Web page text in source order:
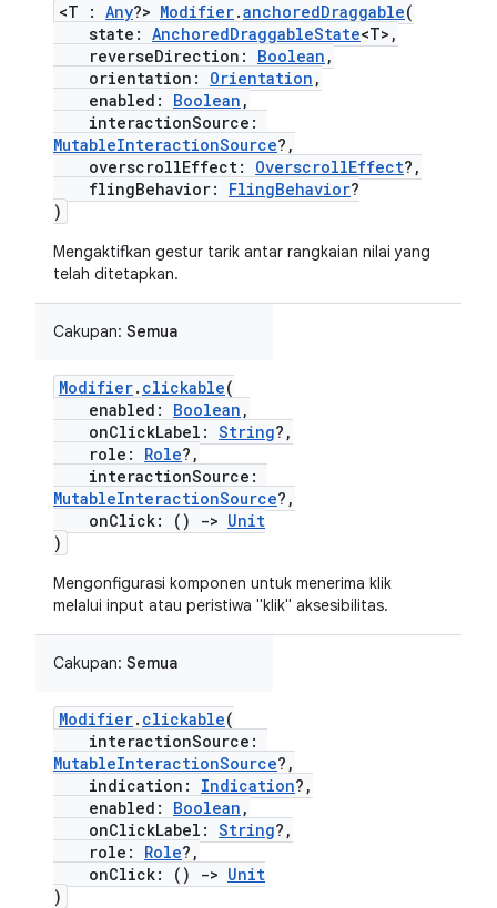
<T : Any?> Modifier.anchoredDraggable(
state: AnchoredDraggableState<T>,
reverseDirection: Boolean ,
orientation: Orientation ,
enabled: Boolean ,
interactionSource:
MutableInteractionSource?,
overscrollEffect: OverscrollEffect?,
flingBehavior: FlingBehavior?
)
Mengaktifkan gestur tarik antar rangkaian nilai yang
telah ditetapkan.
Cakupan: Semua
Modifier. clickable(
enabled: Boolean ,
onClickLabel: String?,
role: Role?,
interactionSource:
MutableInteractionSource?,
onClick: ()
-> Unit
)
Mengonfigurasi komponen untuk menerima klik
melalui input atau peristiwa "klik" aksesibilitas.
Cakupan: Semua
Modifier. clickable(
interactionSource:
MutableInteractionSource?,
indication: Indication?,
enabled: Boolean ,
onClickLabel: String?,
role: Role?,
onClick: ()
-> Unit
)